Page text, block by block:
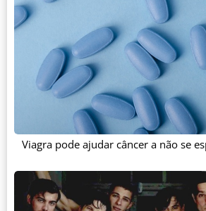
Viagra pode ajudar câncer a não se